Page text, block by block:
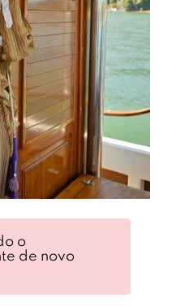
112cm.
114cm.
116cm.
Comprimento: 118cm.
120cm.
122cm.
o
de novo